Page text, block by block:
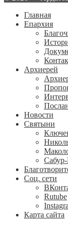
Главная
Епархия
Архиерей
Новости
Святыни
Соц. сети
Rutube
Карта сайта